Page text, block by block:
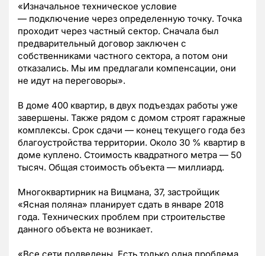
«Изначальное техническое условие
— подключение через определенную точку. Точка
проходит через частный сектор. Сначала был
предварительный договор заключен с
собственниками частного сектора, а потом они
отказались. Мы им предлагали компенсации, они
не идут на переговоры».
В доме 400 квартир, в двух подъездах работы уже
завершены. Также рядом с домом строят гаражные
комплексы. Срок сдачи — конец текущего года без
благоустройства территории. Около 30 % квартир в
доме куплено. Стоимость квадратного метра — 50
тысяч. Общая стоимость объекта — миллиард.
Многоквартирник на Вицмана, 37, застройщик
«Ясная поляна» планирует сдать в январе 2018
года. Технических проблем при строительстве
данного объекта не возникает.